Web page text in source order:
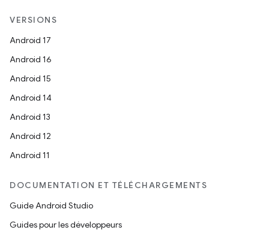
VERSIONS
Android 17
Android 16
Android 15
Android 14
Android 13
Android 12
Android 11
DOCUMENTATION ET TÉLÉCHARGEMENTS
Guide Android Studio
Guides pour les développeurs